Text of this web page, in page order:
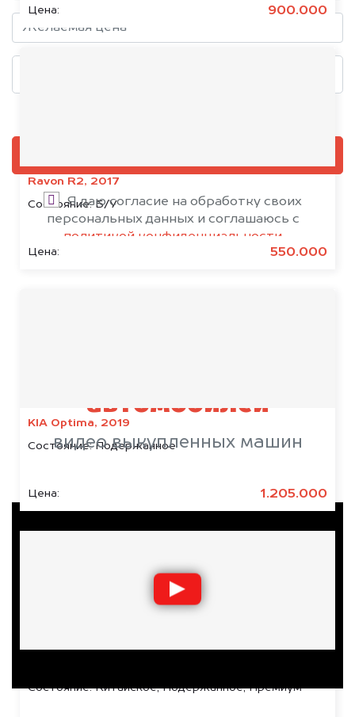
Цена: 900.000
Ravon R2, 2017
Состояние:Б/У
Цена: 550.000
KIA Optima, 2019
Состояние:Подержанное
Цена: 1.205.000
Состояние:Китайское, Подержанное, Премиум
Я даю согласие на обработку своих
персональных данных и соглашаюсь с
политикой конфиденциальности
автомобилей
видео выкупленных машин